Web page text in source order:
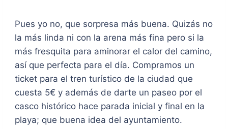
Pues yo no, que sorpresa más buena. Quizás no
la más linda ni con la arena más fina pero si la
más fresquita para aminorar el calor del camino,
así que perfecta para el día. Compramos un
ticket para el tren turístico de la ciudad que
cuesta 5€ y además de darte un paseo por el
casco histórico hace parada inicial y final en la
playa; que buena idea del ayuntamiento.